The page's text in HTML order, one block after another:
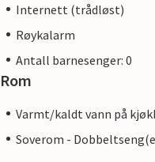
Internett (trådløst)
Røykalarm
Antall barnesenger: 0
Rom
Varmt/kaldt vann på
Soverom -